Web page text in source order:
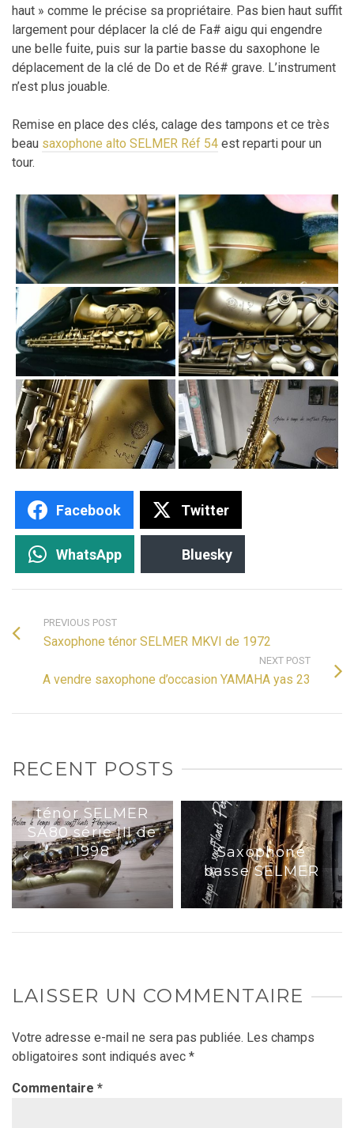
haut » comme le précise sa propriétaire. Pas bien haut suffit
largement pour déplacer la clé de Fa# aigu qui engendre
une belle fuite, puis sur la partie basse du saxophone le
déplacement de la clé de Do et de Ré# grave. L’instrument
n’est plus jouable.
Remise en place des clés, calage des tampons et ce très
beau saxophone alto SELMER Réf 54 est reparti pour un
tour.
Facebook Twitter
WhatsApp Bluesky
PREVIOUS POST
Saxophone ténor SELMER MKVI de 1972
NEXT POST
A vendre saxophone d’occasion YAMAHA yas 23
RECENT POSTS
ténor SELMER
SA80 série III de
1998
Saxophone
basse SELMER
LAISSER UN COMMENTAIRE
Votre adresse e-mail ne sera pas publiée. Les champs
obligatoires sont indiqués avec *
Commentaire *